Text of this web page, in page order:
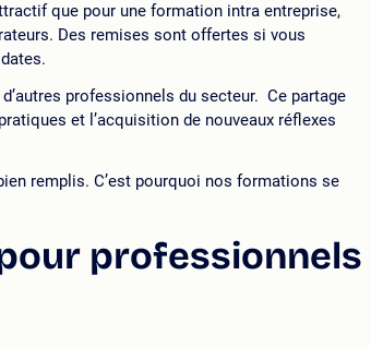
que pour une formation intra entreprise,
Des remises sont offertes si vous
professionnels du secteur. Ce partage
et l’acquisition de nouveaux réflexes
remplis. C’est pourquoi nos formations se
professionnels